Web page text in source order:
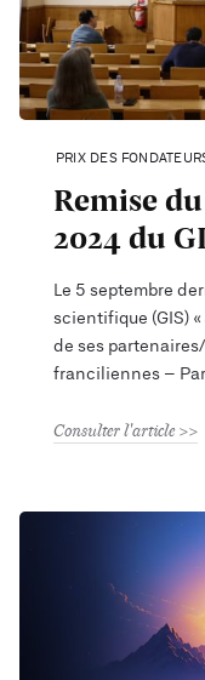
PRIX DES
Remise
2024 du
Le 5 septembre
scientifique (GIS)
de ses
franciliennes –
Consulter l'article